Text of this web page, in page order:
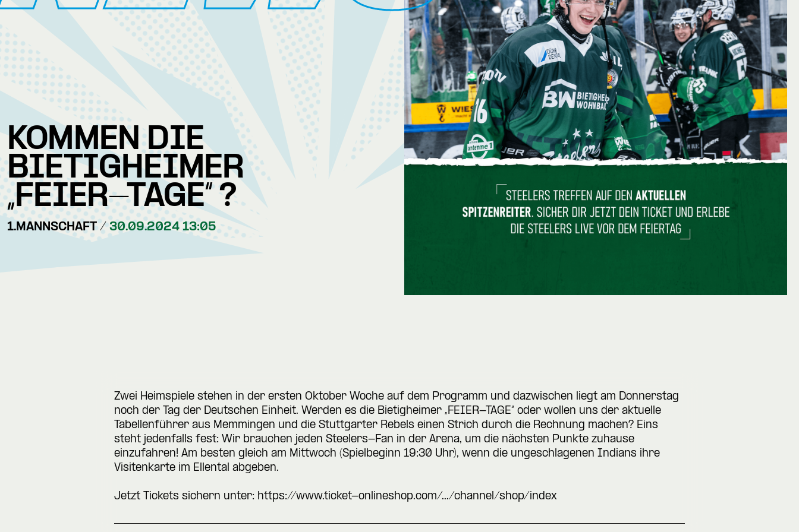
KOMMEN DIE
BIETIGHEIMER
„FEIER-TAGE“ ?
1.MANNSCHAFT / 30.09.2024 13:05
Zwei Heimspiele stehen in der ersten Oktober Woche auf dem Programm und dazwischen liegt am Donnerstag
noch der Tag der Deutschen Einheit. Werden es die Bietigheimer „FEIER-TAGE“ oder wollen uns der aktuelle
Tabellenführer aus Memmingen und die Stuttgarter Rebels einen Strich durch die Rechnung machen? Eins
steht jedenfalls fest: Wir brauchen jeden Steelers-Fan in der Arena, um die nächsten Punkte zuhause
einzufahren! Am besten gleich am Mittwoch (Spielbeginn 19:30 Uhr), wenn die ungeschlagenen Indians ihre
Visitenkarte im Ellental abgeben.
Jetzt Tickets sichern unter: https://www.ticket-onlineshop.com/.../channel/shop/index